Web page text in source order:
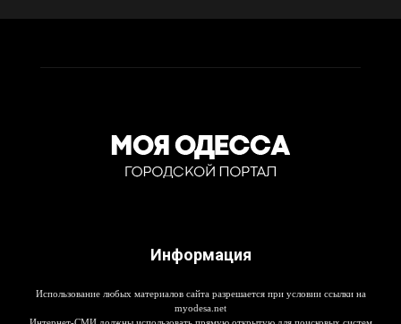
Информация
Использование любых материалов сайта разрешается при условии ссылки на
myodesa.net